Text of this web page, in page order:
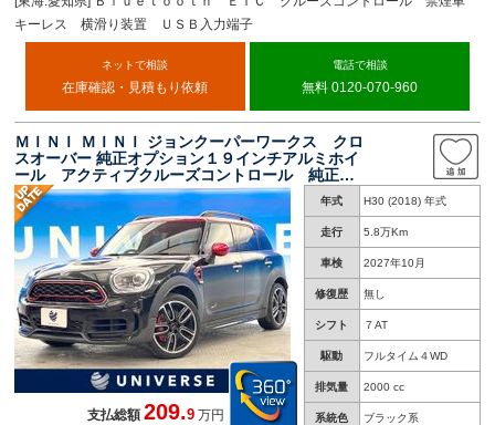
キーレス 横滑り装置 ＵＳＢ入力端子
ネットで相談
在庫確認・見積もり依頼
電話で相談
無料 0120-070-960
ＭＩＮＩ ＭＩＮＩ ジョンクーパーワークス クロ
スオーバー 純正オプション１９インチアルミホイ
ール アクティブクルーズコントロール 純正ナ
ビ バックカメラ パークディスタンスコントロ
ール ＨＵＤ インテリセーフ ＬＥＤヘッドラ
イト スポーツサスペンション
年式 H30 (2018) 年式
走行 5.8万Km
車検 2027年10月
修復歴 無し
シフト ７AT
駆動 フルタイム４WD
排気量 2000 cc
系統色 ブラック系
支払総額209.9 万円